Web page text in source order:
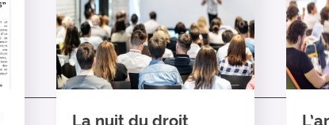
La nuit du droit